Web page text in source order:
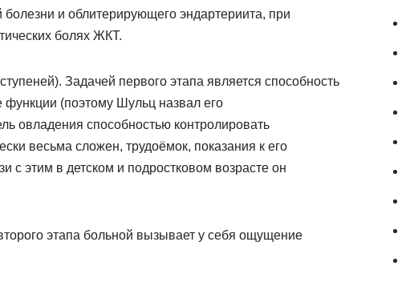
и облитерирующего эндартериита, при
болях ЖКТ.
Задачей первого этапа является способность
функции (поэтому Шульц назвал его
овладения способностью контролировать
весьма сложен, трудоёмок, показания к его
с этим в детском и подростковом возрасте он
этапа больной вызывает у себя ощущение